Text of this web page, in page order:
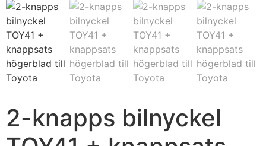
2-knapps bilnyckel